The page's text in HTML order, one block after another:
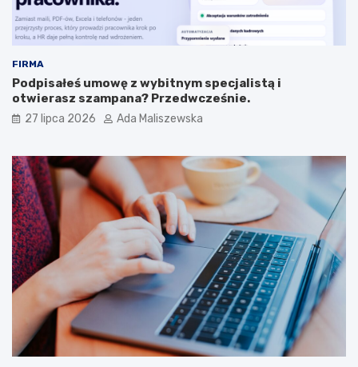
FIRMA
Podpisałeś umowę z wybitnym specjalistą i
otwierasz szampana? Przedwcześnie.
27 lipca 2026 Ada Maliszewska